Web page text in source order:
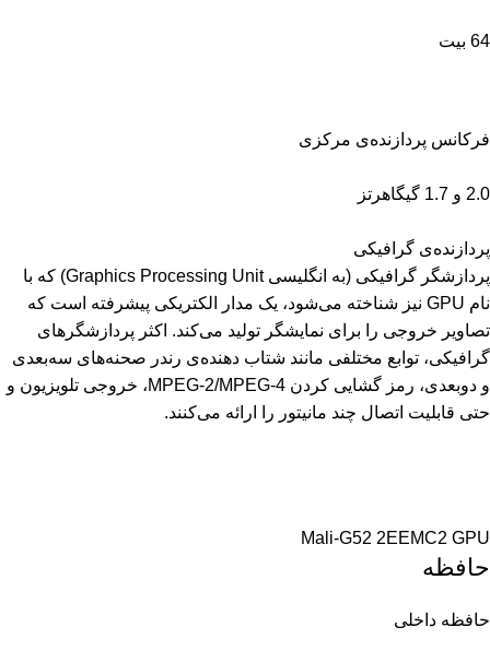
64 بیت
فرکانس پردازنده‌ی مرکزی
2.0 و 1.7 گیگاهرتز
پردازنده‌ی گرافیکی
پردازشگر گرافیکی (به انگلیسی Graphics Processing Unit)‏ که با
نام GPU نیز شناخته می‌شود، یک مدار الکتریکی پیشرفته است که
تصاویر خروجی را برای نمایشگر تولید می‌کند. اکثر پردازشگرهای
گرافیکی، توابع مختلفی مانند شتاب دهنده‌ی رندر صحنه‌های سه‌بعدی
و دوبعدی، رمز گشایی کردن MPEG-2/MPEG-4، خروجی تلویزیون و
حتی قابلیت اتصال چند مانیتور را ارائه می‌کنند.
Mali-G52 2EEMC2 GPU
حافظه
حافظه داخلی